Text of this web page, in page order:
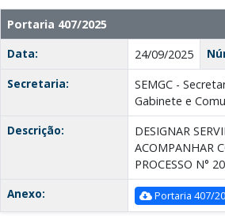
Portaria 407/2025
Data:
24/09/2025
Secretaria:
SEMGC -
Gabinete e
Descrição:
DESIGNAR
ACOMPANHAR
PROCESSO N°
Anexo:
Portaria 407/